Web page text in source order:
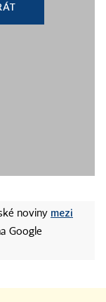
noviny mezi
Google